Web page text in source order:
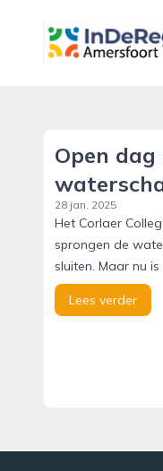
Open
28 jan. 2025
Het Corlaer
sprongen de
sluiten. Maar nu
Lees verder